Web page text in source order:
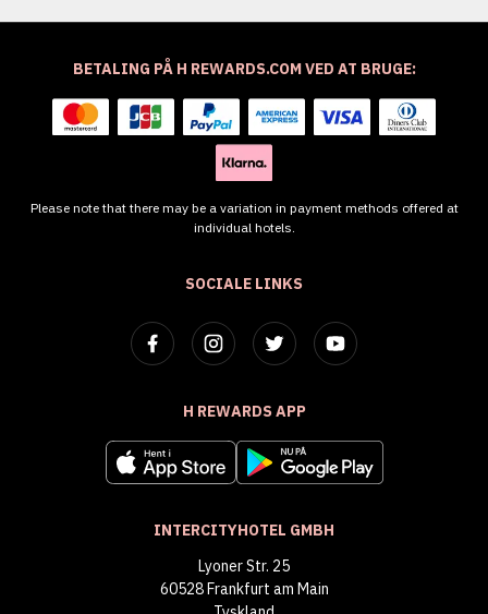
SOCIALE LINKS
H REWARDS APP
INTERCITYHOTEL GMBH
Lyoner Str. 25
60528 Frankfurt am Main
BETALING PÅ H REWARDS.COM VED AT BRUGE:
Please note that there may be a variation in payment methods offered at
individual hotels.